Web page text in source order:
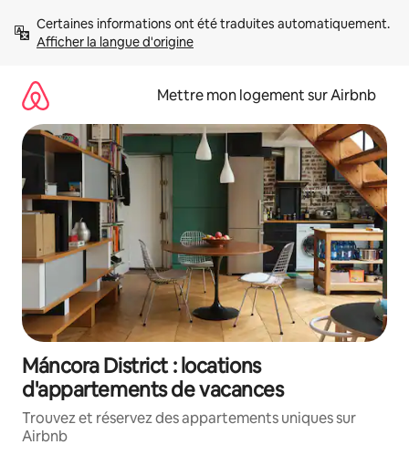
directement
Afficher la langue d'origine
Mettre mon logement sur Airbnb
Máncora District : locations
d'appartements de vacances
Trouvez et réservez des appartements uniques sur
Airbnb